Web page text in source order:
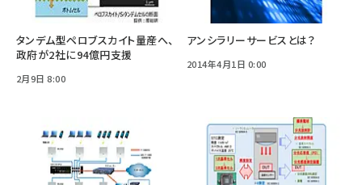
タンデム型ペロブスカイト量産へ、
政府が2社に94億円支援
2月9日 8:00
アンシラリーサービスとは？
2014年4月1日 0:00